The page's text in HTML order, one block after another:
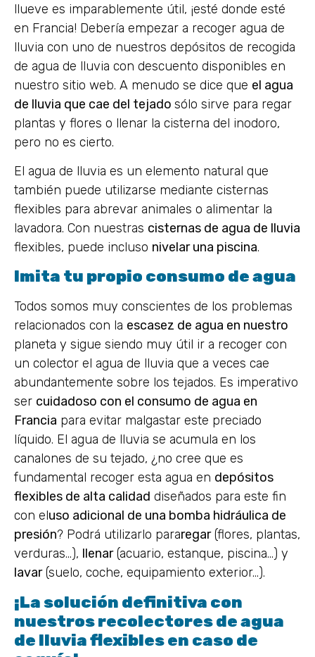
llueve es imparablemente útil, ¡esté donde esté
en Francia! Debería empezar a recoger agua de
lluvia con uno de nuestros depósitos de recogida
de agua de lluvia con descuento disponibles en
nuestro sitio web. A menudo se dice que el agua
de lluvia que cae del tejado sólo sirve para regar
plantas y flores o llenar la cisterna del inodoro,
pero no es cierto.
El agua de lluvia es un elemento natural que
también puede utilizarse mediante cisternas
flexibles para abrevar animales o alimentar la
lavadora. Con nuestras cisternas de agua de lluvia
flexibles, puede incluso nivelar una piscina.
Imita tu propio consumo de agua
Todos somos muy conscientes de los problemas
relacionados con la escasez de agua en nuestro
planeta y sigue siendo muy útil ir a recoger con
un colector el agua de lluvia que a veces cae
abundantemente sobre los tejados. Es imperativo
ser cuidadoso con el consumo de agua en
Francia para evitar malgastar este preciado
líquido. El agua de lluvia se acumula en los
canalones de su tejado, ¿no cree que es
fundamental recoger esta agua en depósitos
flexibles de alta calidad diseñados para este fin
con eluso adicional de una bomba hidráulica de
presión? Podrá utilizarlo pararegar(flores, plantas,
verduras…), llenar(acuario, estanque, piscina…) y
lavar(suelo, coche, equipamiento exterior…).
¡La solución definitiva con
nuestros recolectores de agua
de lluvia flexibles en caso de